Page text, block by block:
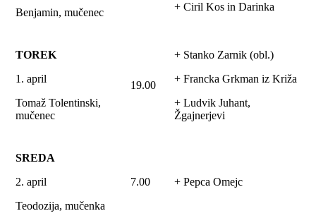
Benjamin, mučenec
+ Ciril Kos in Darinka
TOREK
1. april
Tomaž Tolentinski,
mučenec
19.00
+ Stanko Zarnik (obl.)
+ Francka Grkman iz Križa
+ Ludvik Juhant,
Žgajnerjevi
SREDA
2. april
Teodozija, mučenka
7.00 + Pepca Omejc